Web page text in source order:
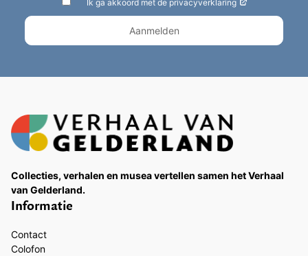
Ik ga akkoord met de privacyverklaring
Collecties, verhalen en musea vertellen samen het Verhaal
van Gelderland.
Informatie
Contact
Colofon